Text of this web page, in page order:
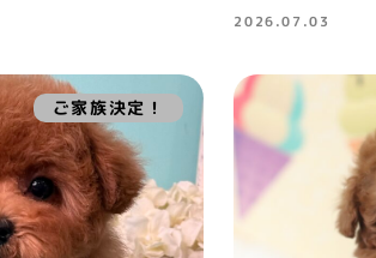
投稿日
2026.07.03
ご家族決定！